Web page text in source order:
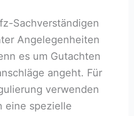
Sachverständigen
Angelegenheiten
es um Gutachten
angeht. Für
verwenden
eine spezielle